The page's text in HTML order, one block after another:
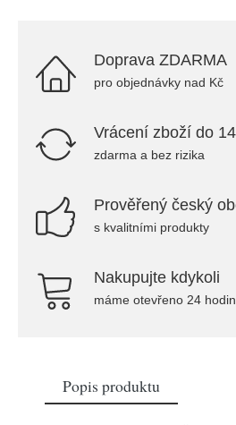
Doprava ZDARMA
pro objednávky nad Kč
Vrácení zboží do
zdarma a bez rizika
Prověřený český
s kvalitními produkty
Nakupujte kdykoli
máme otevřeno 24
Popis produktu